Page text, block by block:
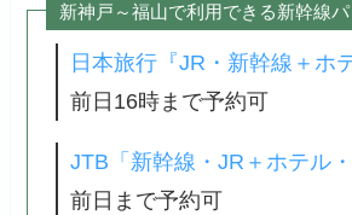
新神戸～福山で利用できる新幹線パ
日本旅行『JR・新幹線＋ホ
前日16時まで予約可
JTB「新幹線・JR＋ホテル・
前日まで予約可